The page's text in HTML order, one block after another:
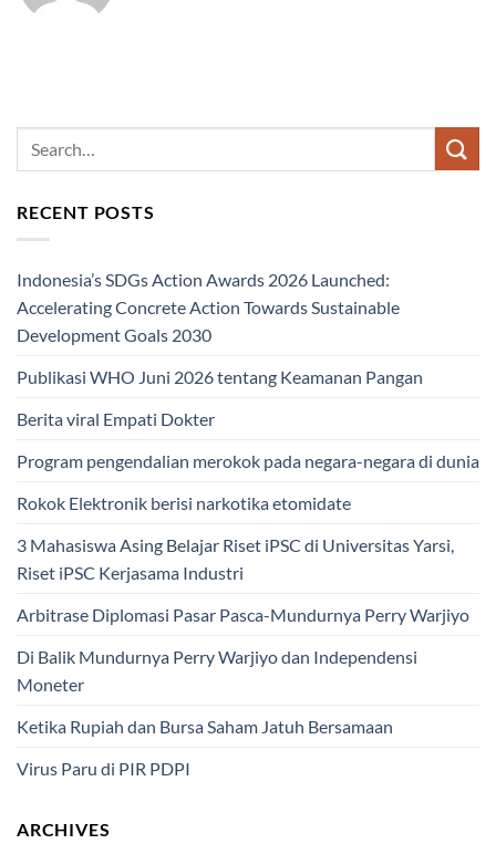
RECENT POSTS
Indonesia’s SDGs Action Awards 2026 Launched:
Accelerating Concrete Action Towards Sustainable
Development Goals 2030
Publikasi WHO Juni 2026 tentang Keamanan Pangan
Berita viral Empati Dokter
Program pengendalian merokok pada negara-negara di dunia
Rokok Elektronik berisi narkotika etomidate
3 Mahasiswa Asing Belajar Riset iPSC di Universitas Yarsi,
Riset iPSC Kerjasama Industri
Arbitrase Diplomasi Pasar Pasca-Mundurnya Perry Warjiyo
Di Balik Mundurnya Perry Warjiyo dan Independensi
Moneter
Ketika Rupiah dan Bursa Saham Jatuh Bersamaan
Virus Paru di PIR PDPI
ARCHIVES